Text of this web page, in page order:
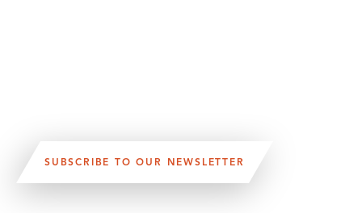
SUBSCRIBE TO OUR NEWSLETTER